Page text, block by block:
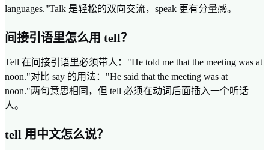
languages."Talk 是轻松的双向交流，speak 更有分量感。
间接引语里怎么用 tell？
Tell 在间接引语里必须带人："He told me that the meeting was at
noon."对比 say 的用法："He said that the meeting was at
noon."两句意思相同，但 tell 必须在动词后面插入一个听话
人。
tell 用中文怎么说？